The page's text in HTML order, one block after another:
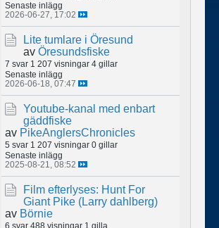
Senaste inlägg
2026-06-27, 17:02
Lite tumlare i Öresund
av Öresundsfiske
7 svar 1 207 visningar 4 gillar
Senaste inlägg
2026-06-18, 07:47
Youtube-kanal med enbart
gäddfiske
av PikeAnglersChronicles
5 svar 1 207 visningar 0 gillar
Senaste inlägg
2025-08-21, 08:52
Film efterlyses: Hunt For
Giant Pike (Larry dahlberg)
av Börnie
6 svar 488 visningar 1 gilla